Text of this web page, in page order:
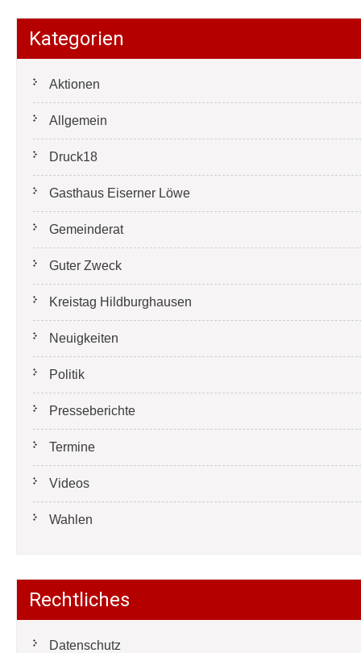
Kategorien
Aktionen
Allgemein
Druck18
Gasthaus Eiserner Löwe
Gemeinderat
Guter Zweck
Kreistag Hildburghausen
Neuigkeiten
Politik
Presseberichte
Termine
Videos
Wahlen
Rechtliches
Datenschutz